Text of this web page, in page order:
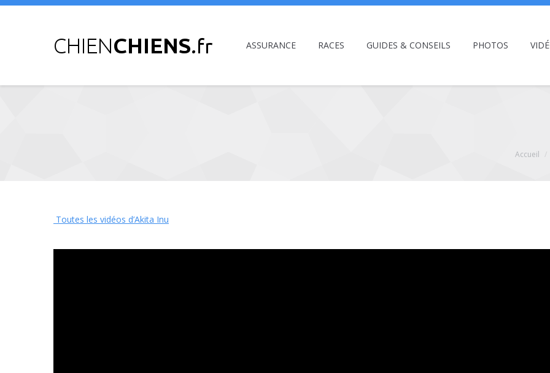
ASSURANCE RACES GUIDES & CONSEILS PHOTOS
Accueil
Toutes les vidéos d’Akita Inu